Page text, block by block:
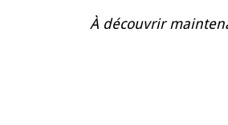
À découvrir